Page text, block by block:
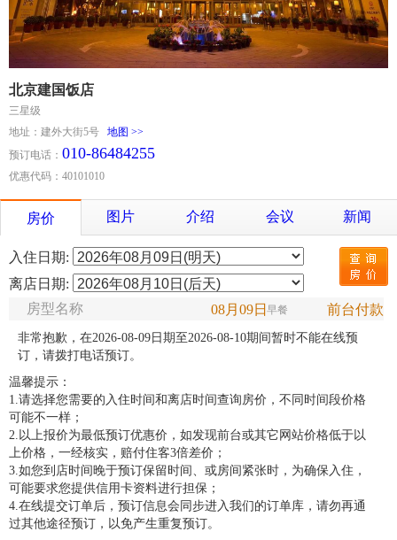
北京建国饭店
三星级
地址：建外大街5号 地图 >>
预订电话： 010-86484255
优惠代码：40101010
房价 图片 介绍 会议 新闻
入住日期:
离店日期:
08月09日早餐 前台付款
房型名称
非常抱歉，在2026-08-09日期至2026-08-10期间暂时不能在线预
订，请拨打电话预订。
温馨提示：
1.请选择您需要的入住时间和离店时间查询房价，不同时间段价格
可能不一样；
2.以上报价为最低预订优惠价，如发现前台或其它网站价格低于以
上价格，一经核实，赔付住客3倍差价；
3.如您到店时间晚于预订保留时间、或房间紧张时，为确保入住，
可能要求您提供信用卡资料进行担保；
4.在线提交订单后，预订信息会同步进入我们的订单库，请勿再通
过其他途径预订，以免产生重复预订。